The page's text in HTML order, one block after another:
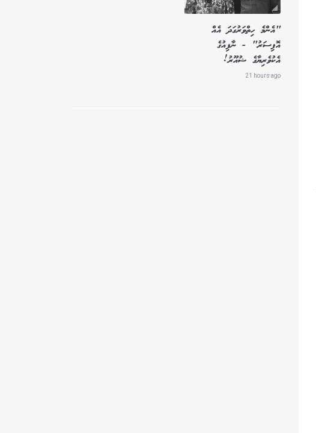
"އެންމެ ހިތްވަރުގަދަ އެއް
އޮފިސަރު" - ނާފިއުގެ
އެކުވެރިޔާގެ ޝުއޫރު!
21 hours ago